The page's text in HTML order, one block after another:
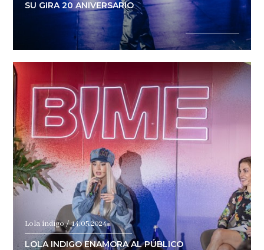
SU GIRA 20 ANIVERSARIO
Lola índigo / 14.05.2024
LOLA INDIGO ENAMORA AL PÚBLICO